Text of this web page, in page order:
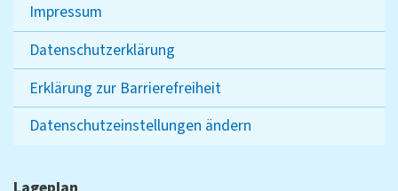
Impressum
Datenschutzerklärung
Erklärung zur Barrierefreiheit
Datenschutzeinstellungen ändern